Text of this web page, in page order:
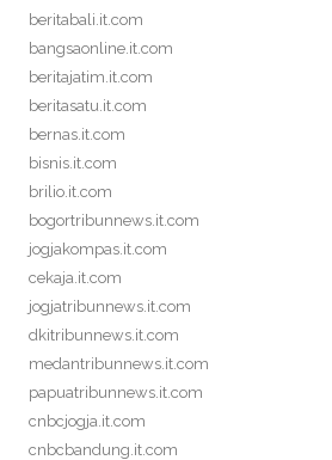
beritabali.it.com
bangsaonline.it.com
beritajatim.it.com
beritasatu.it.com
bernas.it.com
bisnis.it.com
brilio.it.com
bogortribunnews.it.com
jogjakompas.it.com
cekaja.it.com
jogjatribunnews.it.com
dkitribunnews.it.com
medantribunnews.it.com
papuatribunnews.it.com
cnbcjogja.it.com
cnbcbandung.it.com